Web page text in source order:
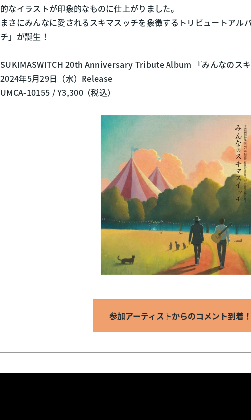
的なイラストが印象的なものに仕上がりました。
まさにみんなに愛されるスキマスッチを象徴するトリビュートアル
チ」が誕生！
SUKIMASWITCH 20th Anniversary Tribute Album 『みんなのスキ
2024年5月29日（水）Release
UMCA-10155 / ¥3,300（税込）
参加アーティストからのコメント到着！